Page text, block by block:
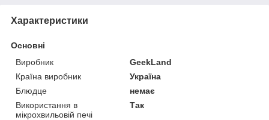
Характеристики
Основні
Виробник
GeekLand
Країна виробник
Україна
Блюдце
немає
Використання в
мікрохвильовій печі
Так